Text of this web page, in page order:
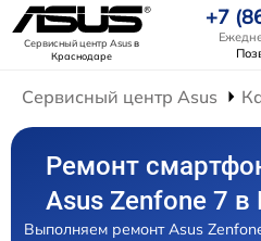
Сервисный центр Asusв
Краснодаре
+7
Сервисный центр Asus
Ремонт
Asus Zenfone 7 в
Выполняем ремонт Asus